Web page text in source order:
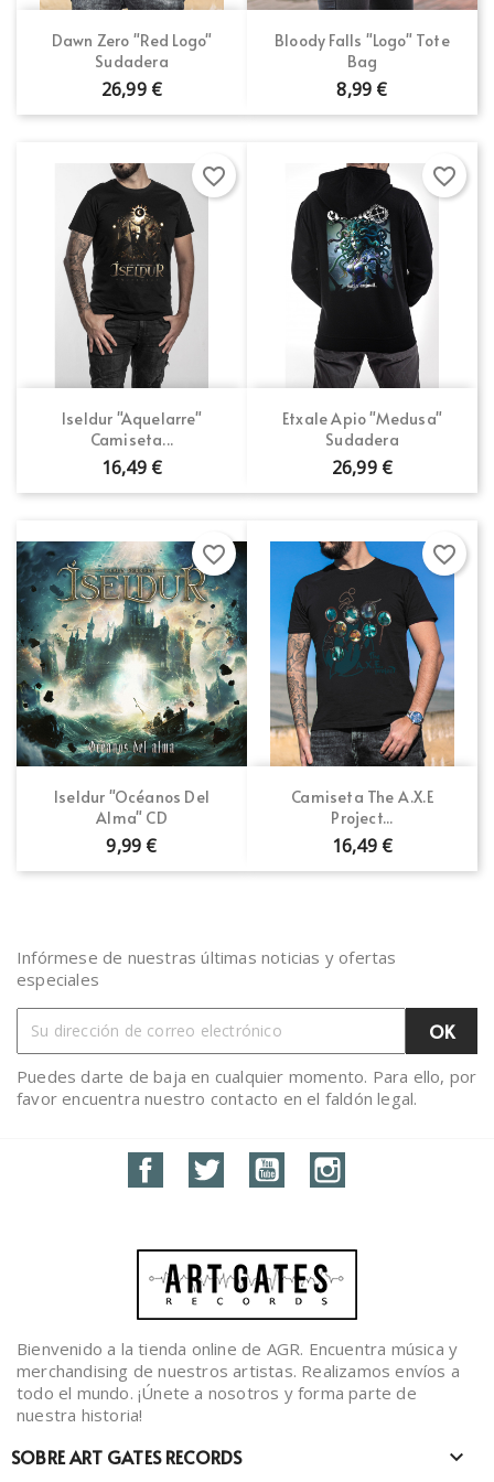
Dawn Zero "Red Logo"
Sudadera
26,99 €
Bloody Falls "Logo" Tote
Bag
8,99 €
Iseldur "Aquelarre"
Camiseta...
16,49 €
favorite_border
Etxale Apio "Medusa"
Sudadera
26,99 €
favorite_border
Iseldur "Océanos Del
Alma" CD
9,99 €
favorite_border
Camiseta The A.X.E
Project...
16,49 €
favorite_border
Infórmese de nuestras últimas noticias y ofertas
especiales
Puedes darte de baja en cualquier momento. Para ello, por
favor encuentra nuestro contacto en el faldón legal.
FacebookTwitter YouTube
Bienvenido a la tienda online de AGR. Encuentra música y
merchandising de nuestros artistas. Realizamos envíos a
todo el mundo. ¡Únete a nosotros y forma parte de
nuestra historia!
SOBRE ART GATES RECORDS 